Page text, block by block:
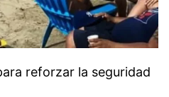
reforzar la seguridad